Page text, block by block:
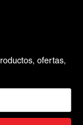
ofertas,